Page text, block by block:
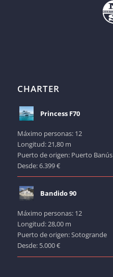
CHARTER
Princess F70
Máximo personas: 12
Longitud: 21,80 m
Puerto de origen: Puerto Banús
Desde: 6.399 €
Bandido 90
Máximo personas: 12
Longitud: 28,00 m
Puerto de origen: Sotogrande
Desde: 5.000 €